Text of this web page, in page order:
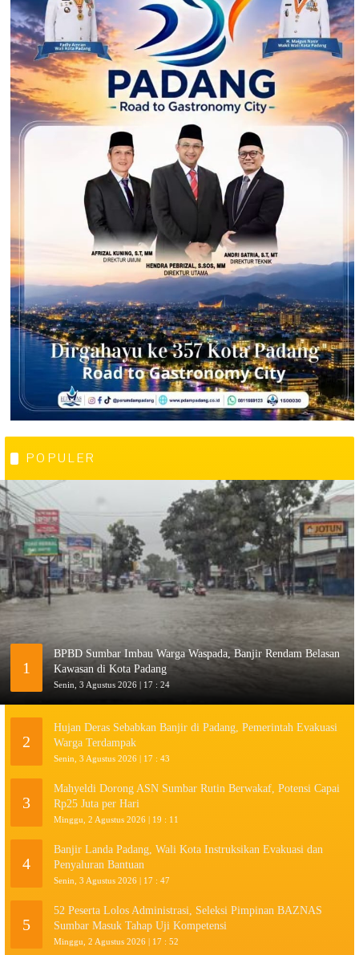
POPULER
1
BPBD Sumbar Imbau Warga Waspada, Banjir Rendam Belasan
Kawasan di Kota Padang
Senin, 3 Agustus 2026 | 17 : 24
2
Hujan Deras Sebabkan Banjir di Padang, Pemerintah Evakuasi
Warga Terdampak
Senin, 3 Agustus 2026 | 17 : 43
3
Mahyeldi Dorong ASN Sumbar Rutin Berwakaf, Potensi Capai
Rp25 Juta per Hari
Minggu, 2 Agustus 2026 | 19 : 11
4
Banjir Landa Padang, Wali Kota Instruksikan Evakuasi dan
Penyaluran Bantuan
Senin, 3 Agustus 2026 | 17 : 47
5
52 Peserta Lolos Administrasi, Seleksi Pimpinan BAZNAS
Sumbar Masuk Tahap Uji Kompetensi
Minggu, 2 Agustus 2026 | 17 : 52